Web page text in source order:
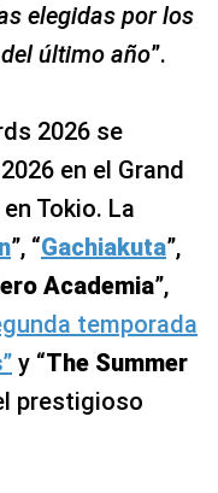
elegidas por los
último año”.
2026 se
en el Grand
Tokio. La
”, “Gachiakuta”,
Academia”,
temporada
” y “The Summer
prestigioso